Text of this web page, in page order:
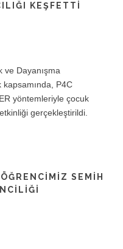
KEŞFETTİ
ve Dayanışma
kapsamında, P4C
yöntemleriyle çocuk
gerçekleştirildi.
SEMIH